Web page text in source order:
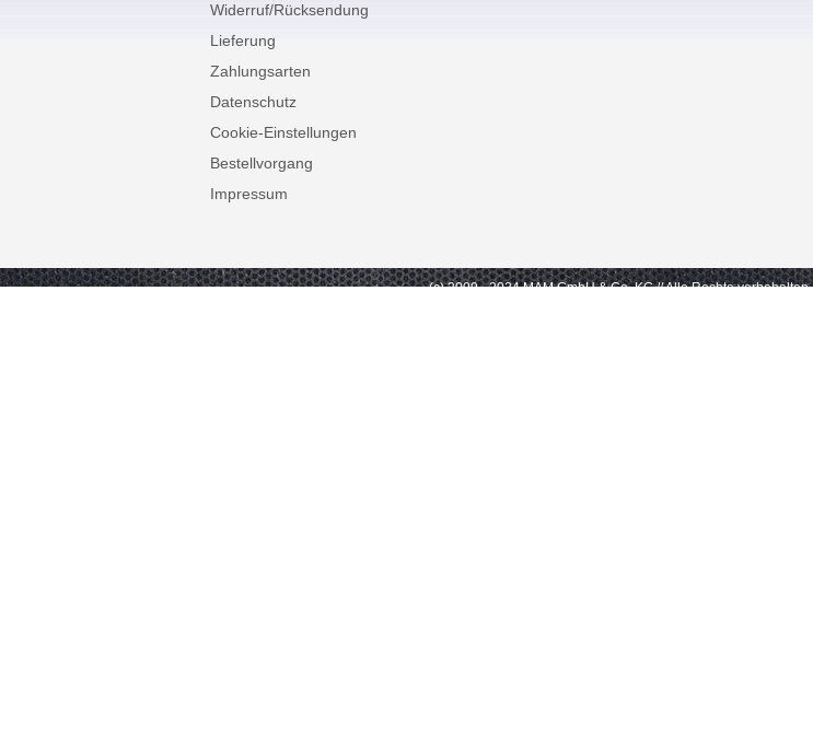
Widerruf/Rücksendung
Lieferung
Zahlungsarten
Datenschutz
Cookie-Einstellungen
Bestellvorgang
Impressum
(c) 2009 - 2024 MAM GmbH & Co. KG // Alle Rechte vorbehalten.